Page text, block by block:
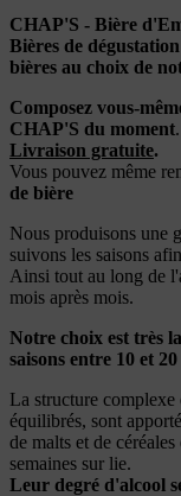
CHAP'S - Bière
Bières de
bières au choix de
Composez vous-
CHAP'S du moment.
Livraison gratuite.
Vous pouvez même
de bière
Nous produisons une
suivons les saisons
Ainsi tout au long de
mois après mois.
Notre choix est très
saisons entre 10 et
La structure complexe
équilibrés, sont
de malts et de
semaines sur lie.
Leur degré d'alcool